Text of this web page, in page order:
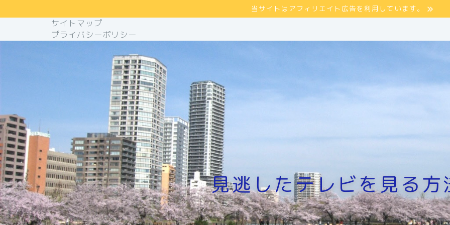
当サイトはアフィリエイト広告を利用しています。
サイトマップ
プライバシーポリシー
見逃したテレビを見る方